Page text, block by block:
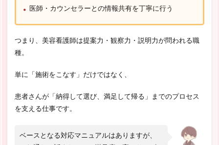
医師・カウンセラーとの情報共有を丁寧に行う
つまり、美容看護師は提案力・観察力・説明力が問われる職
種。
単に「施術をこなす」だけではなく、
患者さんが「納得して選び、満足して帰る」までのプロセス
を支える仕事です。
ベースとなる対応マニュアルはありますが、